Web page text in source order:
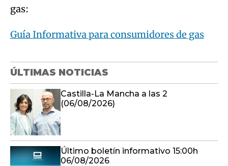
gas:
Guía Informativa para consumidores de gas
ÚLTIMAS NOTICIAS
Castilla-La Mancha a las 2
(06/08/2026)
Último boletín informativo 15:00h
06/08/2026